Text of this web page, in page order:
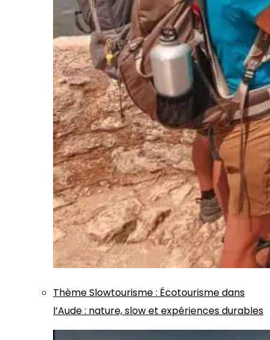
ThèmeSlowtourisme: Écotourisme dans
l’Aude : nature, slow et expériences durables